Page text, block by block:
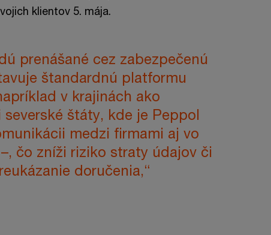
klientov 5. mája.
prenášané cez zabezpečenú
štandardnú platformu
v krajinách ako
štáty, kde je Peppol
medzi firmami aj vo
čo zníži riziko straty údajov či
doručenia,“